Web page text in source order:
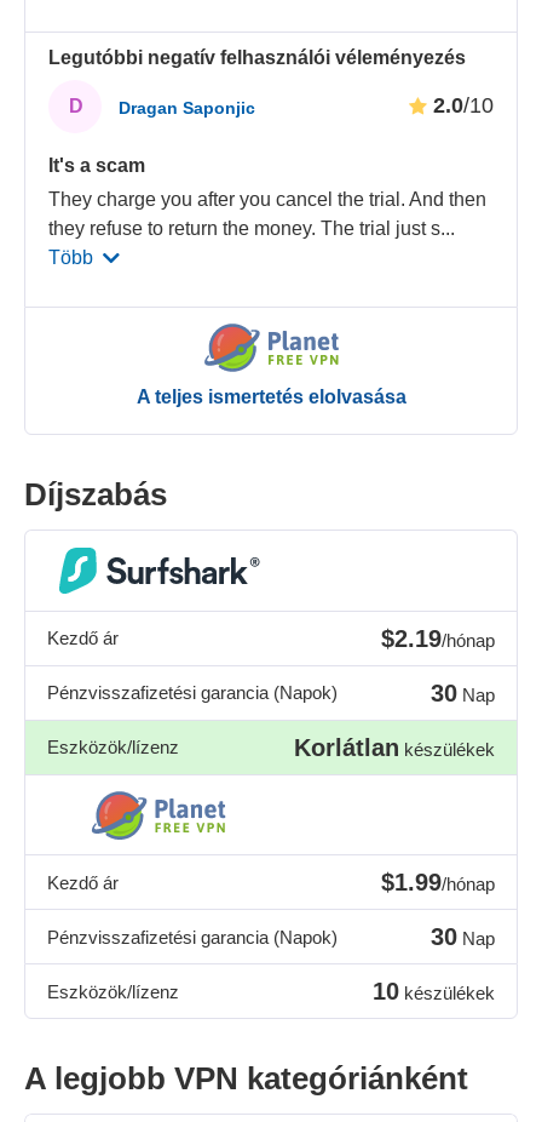
Legutóbbi negatív felhasználói véleményezés
D Dragan Saponjic 2.0/10
It's a scam
They charge you after you cancel the trial. And then
they refuse to return the money. The trial just s...
Több
A teljes ismertetés elolvasása
Díjszabás
Kezdő ár $2.19/hónap
Pénzvisszafizetési garancia (Napok) 30 Nap
Eszközök/lízenz Korlátlan készülékek
Kezdő ár $1.99/hónap
Pénzvisszafizetési garancia (Napok) 30 Nap
Eszközök/lízenz 10 készülékek
A legjobb VPN kategóriánként